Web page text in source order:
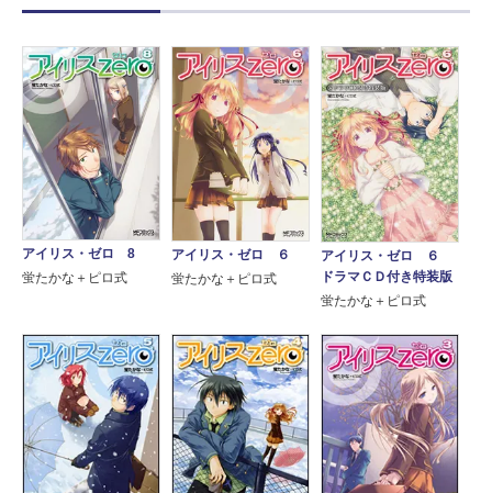
アイリス・ゼロ 8
蛍たかな＋ピロ式
アイリス・ゼロ ６
蛍たかな＋ピロ式
アイリス・ゼロ ６
ドラマＣＤ付き特装版
蛍たかな＋ピロ式